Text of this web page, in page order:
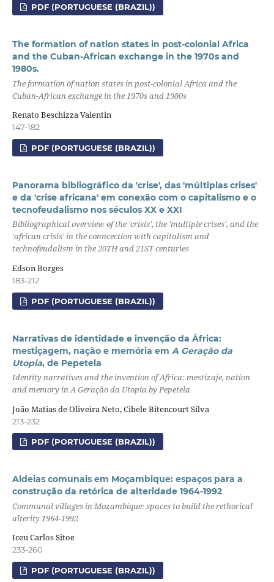
PDF (PORTUGUESE (BRAZIL))
The formation of nation states in post-colonial Africa
and the Cuban-African exchange in the 1970s and
1980s.
The formation of nation states in post-colonial Africa and the
Cuban-African exchange in the 1970s and 1980s
Renato Beschizza Valentin
147-182
PDF (PORTUGUESE (BRAZIL))
Panorama bibliográfico da 'crise', das 'múltiplas crises'
e da 'crise africana' em conexão com o capitalismo e o
tecnofeudalismo nos séculos XX e XXI
Bibliographical overview of the 'crisis', the 'multiple crises', and the
'african crisis' in the conncection with capitalism and
technofeudalism in the 20TH and 21ST centuries
Edson Borges
183-212
PDF (PORTUGUESE (BRAZIL))
Narrativas de identidade e invenção da África:
mestiçagem, nação e memória em A Geração da
Utopia, de Pepetela
Identity narratives and the invention of Africa: mestizaje, nation
and memory in A Geração da Utopia by Pepetela
João Matias de Oliveira Neto, Cibele Bitencourt Silva
213-232
PDF (PORTUGUESE (BRAZIL))
Aldeias comunais em Moçambique: espaços para a
construção da retórica de alteridade 1964-1992
Communal villages in Mozambique: spaces to build the rethorical
alterity 1964-1992
Iceu Carlos Sitoe
233-260
PDF (PORTUGUESE (BRAZIL))